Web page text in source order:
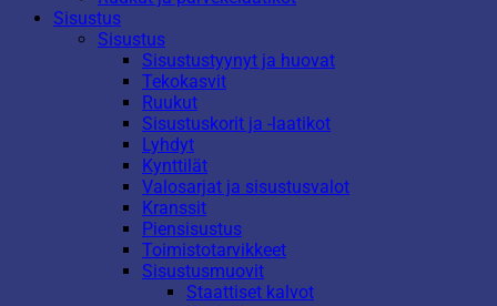
Sisustus
Sisustus
Sisustustyynyt ja huovat
Tekokasvit
Ruukut
Sisustuskorit ja -laatikot
Lyhdyt
Kynttilät
Valosarjat ja sisustusvalot
Kranssit
Piensisustus
Toimistotarvikkeet
Sisustusmuovit
Staattiset kalvot